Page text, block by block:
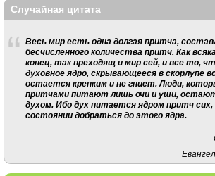
Случайная цитата
Весь мир есть одна долгая притча,
бесчисленного количества притч. Как
конец, так преходящ и мир сей, и все то,
духовное ядро, скрывающееся в скорлупе
остается крепким и не гниет. Люди,
притчами питают лишь очи и уши,
духом. Ибо дух питается ядром притч сих,
состоянии добраться до этого ядра.